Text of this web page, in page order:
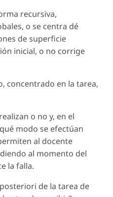
recursiva,
o se centra dé
de superficie
inicial, o no corrige
concentrado en la tarea,
o no y, en el
modo se efectúan
al docente
al momento del
la falla.
de la tarea de